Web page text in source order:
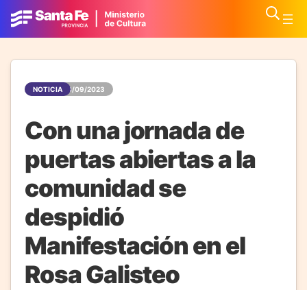
NOTICIA 03/09/2023
Con una jornada de
puertas abiertas a la
comunidad se
despidió
Manifestación en el
Rosa Galisteo